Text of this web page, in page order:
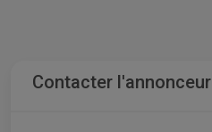
Contacter l'annonceur